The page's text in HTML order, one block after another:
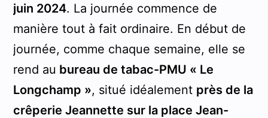
juin 2024. La journée commence de
manière tout à fait ordinaire. En début de
journée, comme chaque semaine, elle se
rend au bureau de tabac-PMU « Le
Longchamp », situé idéalement près de la
crêperie Jeannette sur la place Jean-